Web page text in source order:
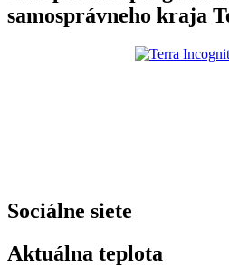
samosprávneho kraja
Sociálne siete
Aktuálna teplota